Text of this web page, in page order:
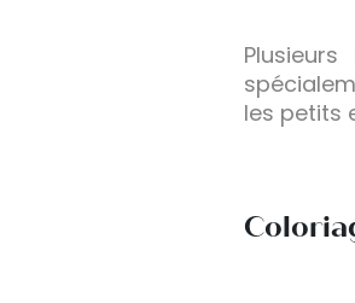
les petits